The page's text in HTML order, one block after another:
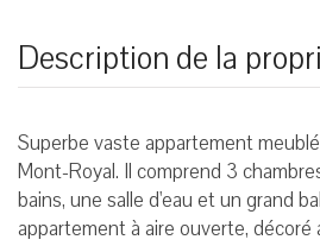
Description de la
Superbe vaste appartement
Mont-Royal. Il comprend 3
bains, une salle d'eau et un grand
appartement à aire ouverte, décoré